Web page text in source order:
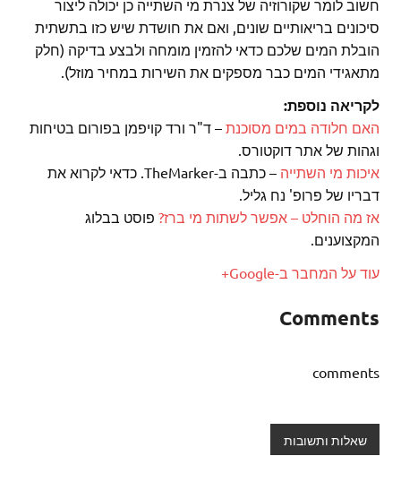
חשוב לומר שקורוזיה של צנרת מי השתייה כן יכולה ליצור
סיכונים בריאותיים שונים, ואם את חושדת שיש כזו בתשתית
הובלת המים שלכם כדאי להזמין מומחה ולבצע בדיקה (חלק
מתאגידי המים כבר מספקים את השירות במחיר מוזל).
לקריאה נוספת:
האם חלודה במים מסוכנת – ד"ר ורד קויפמן בפורום בטיחות
וגהות של אתר דוקטורס.
איכות מי השתייה
– כתבה ב-TheMarker. כדאי לקרוא את
דבריו של פרופ' נח גליל.
אז מה הוחלט – אפשר לשתות מי ברז? פוסט בבלוג
המקצוענים.
עוד על המחבר ב-Google+
Comments
comments
שאלות ותשובות